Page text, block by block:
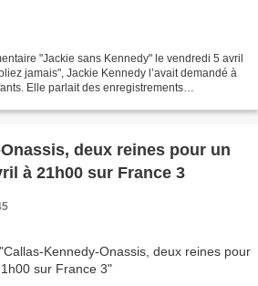
"Jackie sans Kennedy" le vendredi 5 avril
jamais", Jackie Kennedy l’avait demandé à
Elle parlait des enregistrements
deux reines pour un
à 21h00 sur France 3